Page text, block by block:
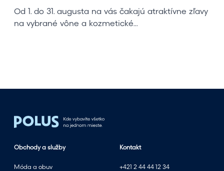
o
e
t
ý
m
Od 1. do 31. augusta na vás čakajú atraktívne zľavy
na vybrané vône a kozmetické...
Kontakt
+421 2 44 44 12 34
Obchody a služby
Móda a obuv